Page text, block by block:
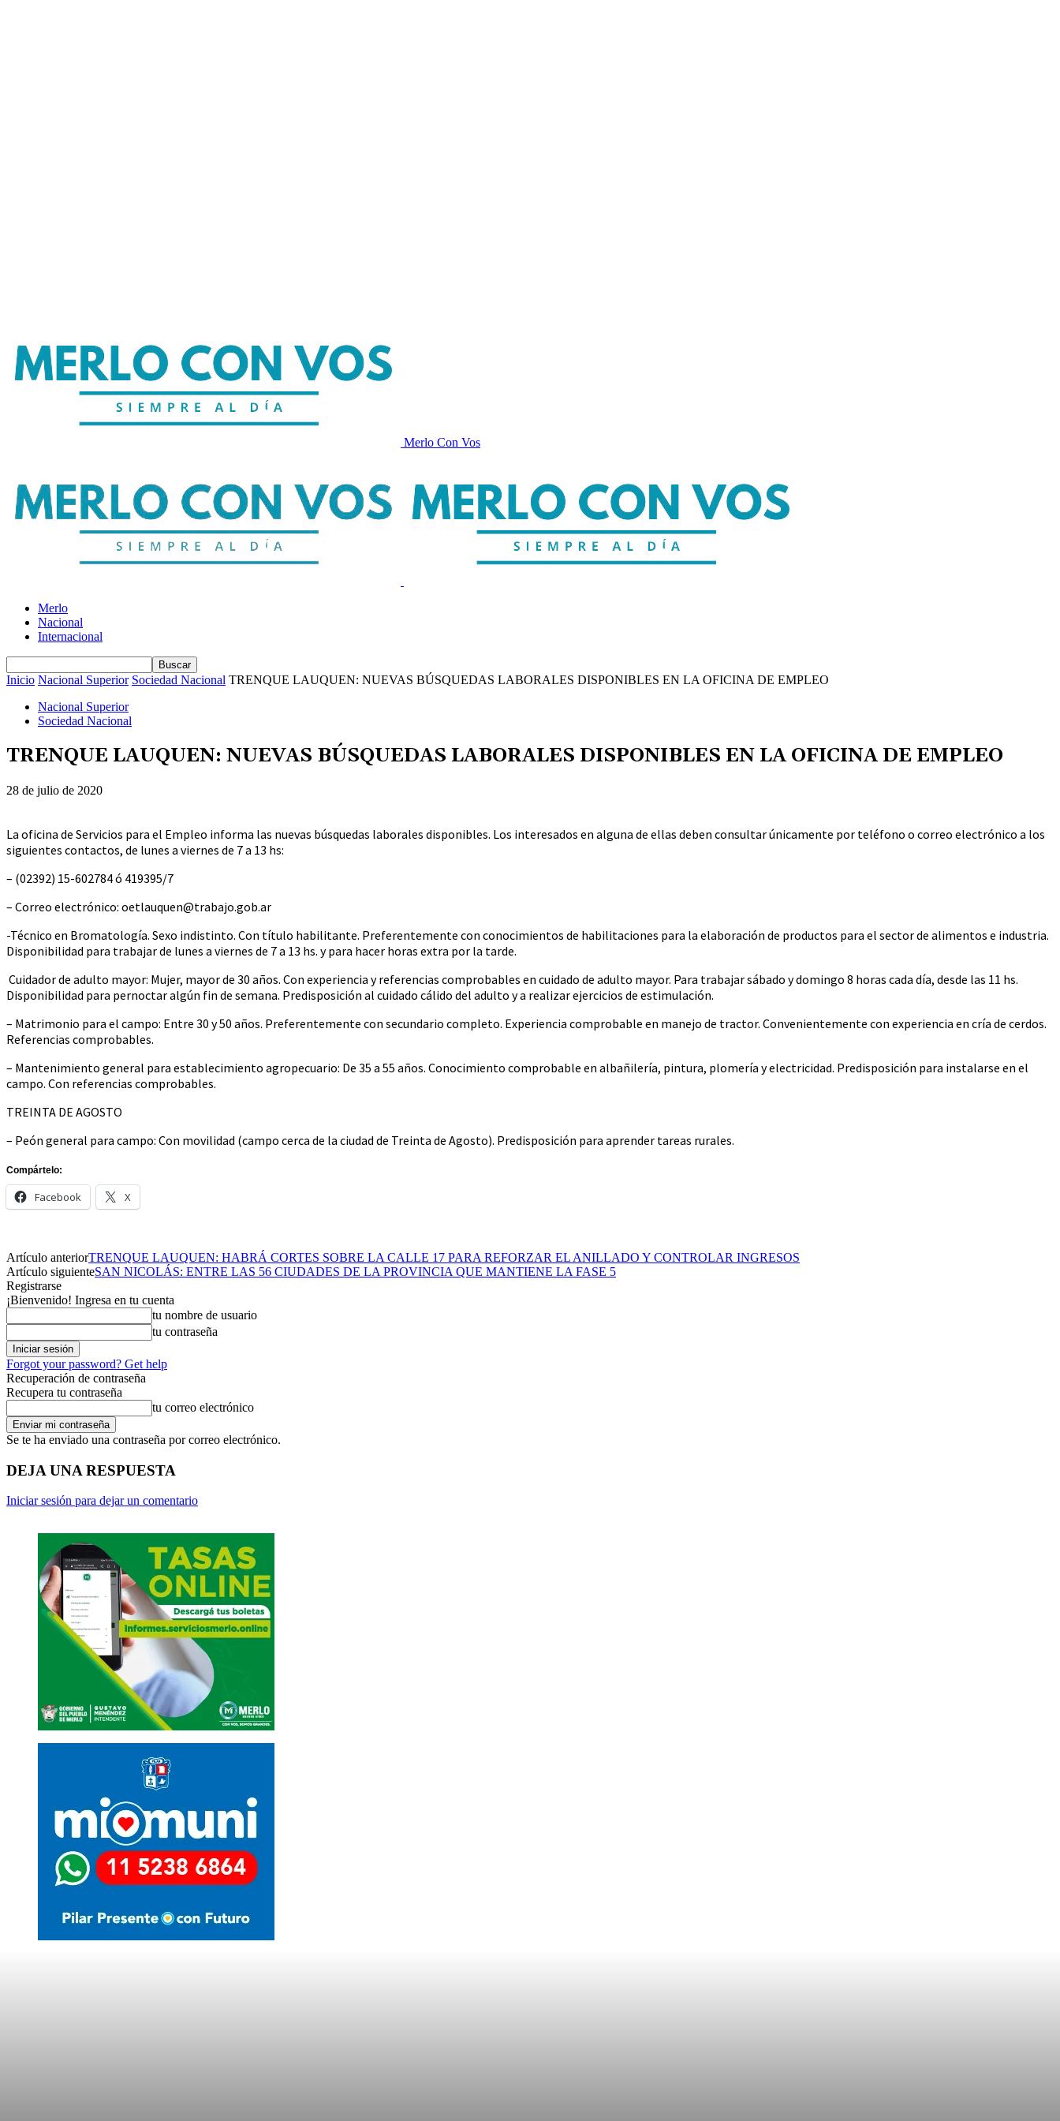
Merlo Con Vos
Merlo
Nacional
Internacional
Inicio Nacional Superior Sociedad Nacional TRENQUE LAUQUEN: NUEVAS BÚSQUEDAS LABORALES DISPONIBLES EN LA OFICINA DE EMPLEO
Nacional Superior
Sociedad Nacional
TRENQUE LAUQUEN: NUEVAS BÚSQUEDAS LABORALES DISPONIBLES EN LA OFICINA DE EMPLEO
28 de julio de 2020
La oficina de Servicios para el Empleo informa las nuevas búsquedas laborales disponibles. Los interesados en alguna de ellas deben consultar únicamente por teléfono o correo electrónico a los
siguientes contactos, de lunes a viernes de 7 a 13 hs:
– (02392) 15-602784 ó 419395/7
– Correo electrónico: oetlauquen@trabajo.gob.ar
-Técnico en Bromatología. Sexo indistinto. Con título habilitante. Preferentemente con conocimientos de habilitaciones para la elaboración de productos para el sector de alimentos e industria.
Disponibilidad para trabajar de lunes a viernes de 7 a 13 hs. y para hacer horas extra por la tarde.
Cuidador de adulto mayor: Mujer, mayor de 30 años. Con experiencia y referencias comprobables en cuidado de adulto mayor. Para trabajar sábado y domingo 8 horas cada día, desde las 11 hs.
Disponibilidad para pernoctar algún fin de semana. Predisposición al cuidado cálido del adulto y a realizar ejercicios de estimulación.
– Matrimonio para el campo: Entre 30 y 50 años. Preferentemente con secundario completo. Experiencia comprobable en manejo de tractor. Convenientemente con experiencia en cría de cerdos.
Referencias comprobables.
– Mantenimiento general para establecimiento agropecuario: De 35 a 55 años. Conocimiento comprobable en albañilería, pintura, plomería y electricidad. Predisposición para instalarse en el
campo. Con referencias comprobables.
TREINTA DE AGOSTO
– Peón general para campo: Con movilidad (campo cerca de la ciudad de Treinta de Agosto). Predisposición para aprender tareas rurales.
Compártelo:
Facebook X
Artículo anteriorTRENQUE LAUQUEN: HABRÁ CORTES SOBRE LA CALLE 17 PARA REFORZAR EL ANILLADO Y CONTROLAR INGRESOS
Artículo siguienteSAN NICOLÁS: ENTRE LAS 56 CIUDADES DE LA PROVINCIA QUE MANTIENE LA FASE 5
Registrarse
¡Bienvenido! Ingresa en tu cuenta
tu nombre de usuario
tu contraseña
Forgot your password? Get help
Recuperación de contraseña
Recupera tu contraseña
tu correo electrónico
Se te ha enviado una contraseña por correo electrónico.
DEJA UNA RESPUESTA
Iniciar sesión para dejar un comentario